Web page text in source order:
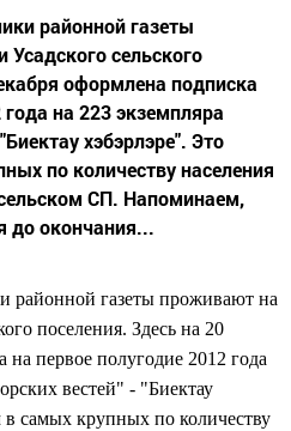
районной газеты
сельского
оформлена подписка
на 223 экземпляра
хэбэрлэре". Это
по количеству населения
СП. Напоминаем,
до окончания...
районной газеты проживают на
поселения. Здесь на 20
на первое полугодие 2012 года
вестей" - "Биектау
самых крупных по количеству